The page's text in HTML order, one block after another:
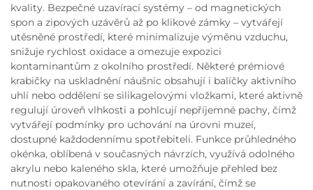
kvality. Bezpečné uzavírací systémy – od magnetických
spon a zipových uzávěrů až po klikové zámky – vytvářejí
utěsněné prostředí, které minimalizuje výměnu vzduchu,
snižuje rychlost oxidace a omezuje expozici
kontaminantům z okolního prostředí. Některé prémiové
krabičky na uskladnění náušnic obsahují i balíčky aktivního
uhlí nebo oddělení se silikagelovými vložkami, které aktivně
regulují úroveň vlhkosti a pohlcují nepříjemné pachy, čímž
vytvářejí podmínky pro uchování na úrovni muzeí,
dostupné každodennímu spotřebiteli. Funkce průhledného
okénka, oblíbená v současných návrzích, využívá odolného
akrylu nebo kaleného skla, které umožňuje přehled bez
nutnosti opakovaného otevírání a zavírání, čímž se